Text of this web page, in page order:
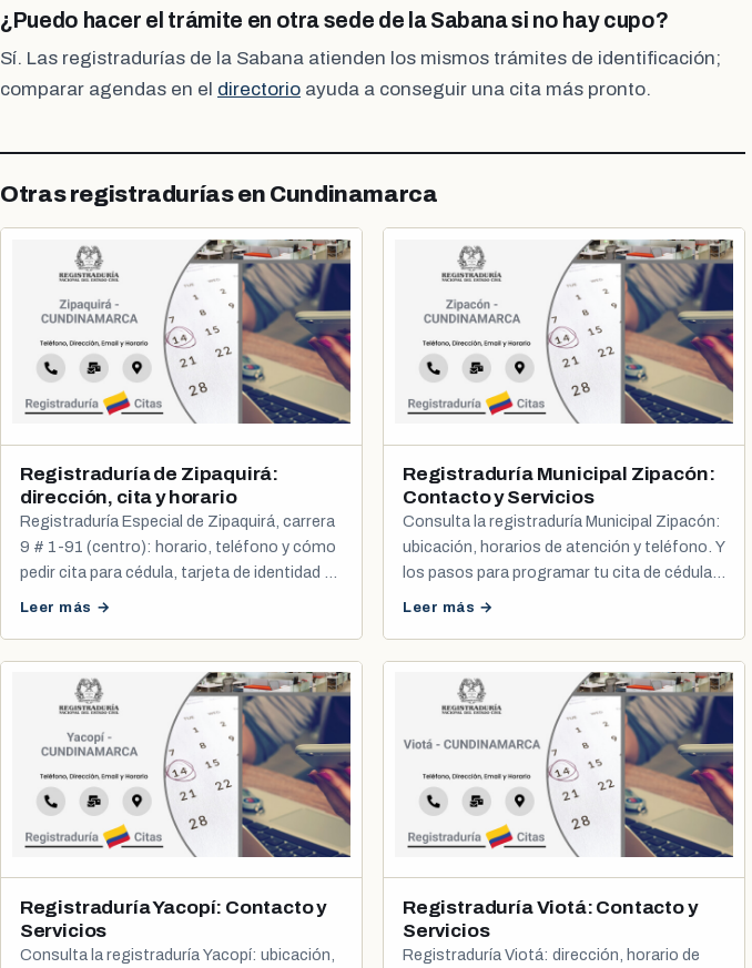
¿Puedo hacer el trámite en otra sede de la Sabana si no hay cupo?
Sí. Las registradurías de la Sabana atienden los mismos trámites de identificación;
comparar agendas en el directorio ayuda a conseguir una cita más pronto.
Otras registradurías en Cundinamarca
Registraduría de Zipaquirá:
dirección, cita y horario
Registraduría Especial de Zipaquirá, carrera
9 # 1-91 (centro): horario, teléfono y cómo
pedir cita para cédula, tarjeta de identidad y
Leer más →
Registraduría Municipal Zipacón:
Contacto y Servicios
Consulta la registraduría Municipal Zipacón:
ubicación, horarios de atención y teléfono. Y
los pasos para programar tu cita de cédula o
Leer más →
Registraduría Yacopí: Contacto y
Servicios
Consulta la registraduría Yacopí: ubicación,
Registraduría Viotá: Contacto y
Servicios
Registraduría Viotá: dirección, horario de